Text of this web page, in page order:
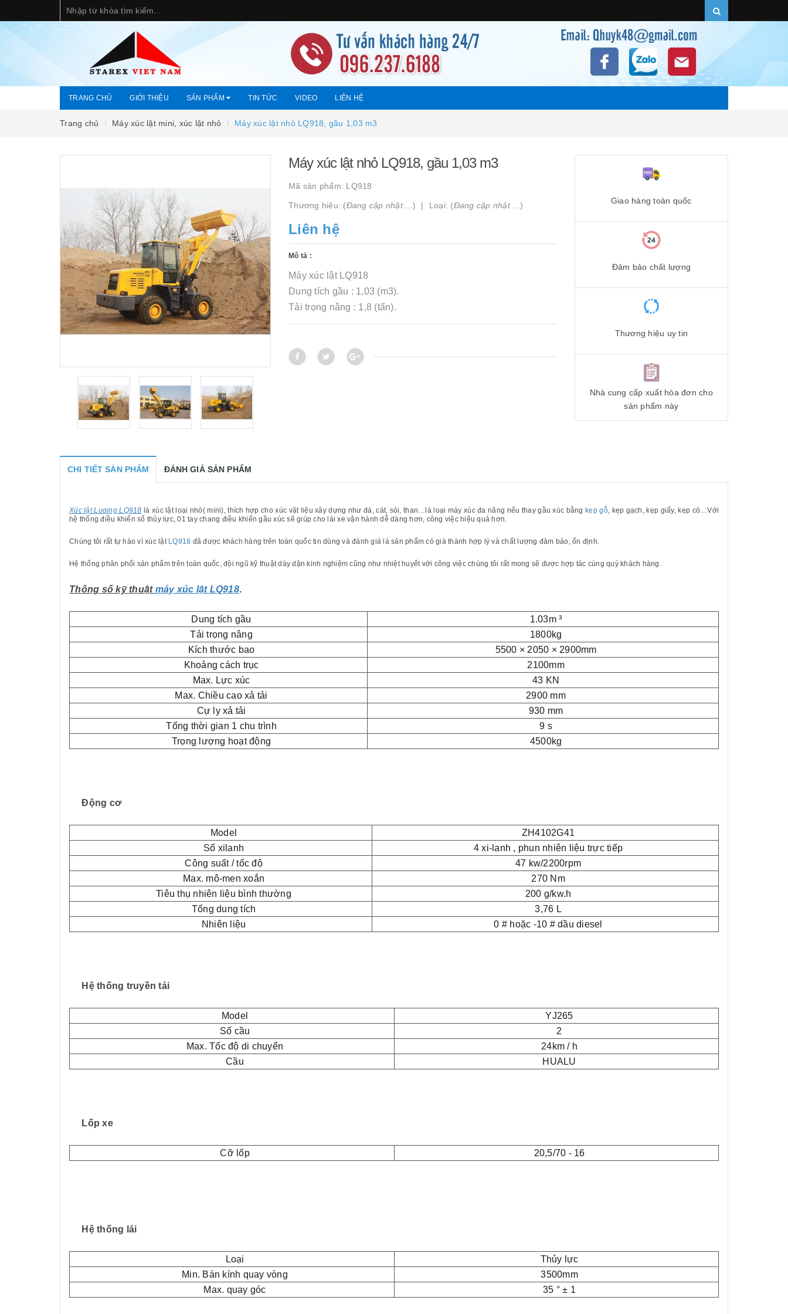
TRANG CHỦ GIỚI THIỆU SẢN PHẨM TIN TỨC VIDEO LIÊN HỆ
Trang chủ Máy xúc lật mini, xúc lật nhỏ Máy xúc lật nhỏ LQ918, gầu 1,03 m3
Máy xúc lật nhỏ LQ918, gầu 1,03 m3
Mã sản phẩm: LQ918
Thương hiệu: (Đang cập nhật ... ) Loại: (Đang cập nhật ... )
Liên hệ
Mô tả :
Máy xúc lật LQ918
Dung tích gầu : 1,03 (m3).
Tải trọng nâng : 1,8 (tấn).
Giao hàng toàn quốc
Đảm bảo chất lượng
Thương hiệu uy tin
Nhà cung cấp xuất hóa đơn cho
sản phẩm này
CHI TIẾT SẢN PHẨM ĐÁNH GIÁ SẢN PHẨM
Xúc lật Luqing LQ918 là xúc lật loại nhỏ( mini), thích hợp cho xúc vật liệu xây dựng như đá, cát, sỏi, than…là loại máy xúc đa năng nếu thay gầu xúc bằng kẹp gỗ, kẹp gạch, kẹp giấy, kẹp cỏ…Với
hệ thống điều khiển số thủy lực, 01 tay chang điều khiển gầu xúc sẽ giúp cho lái xe vận hành dễ dàng hơn, công việc hiệu quả hơn.
Chúng tôi rất tự hào vì xúc lật LQ918 đã được khách hàng trên toàn quốc tin dùng và đánh giá là sản phẩm có giá thành hợp lý và chất lượng đảm bảo, ổn định.
Hệ thống phân phối sản phẩm trên toàn quốc, đội ngũ kỹ thuật dày dặn kinh nghiệm cũng như nhiệt huyết với công việc chúng tôi rất mong sẽ được hợp tác cùng quý khách hàng.
Thông số kỹ thuật máy xúc lật LQ918.
Dung tích gầu
1.03m ³
Tải trọng nâng
1800kg
Kích thước bao
5500 × 2050 × 2900mm
Khoảng cách trục
2100mm
Max. Lực xúc
43 KN
Max. Chiều cao xả tải
2900 mm
Cự ly xả tải
930 mm
Tổng thời gian 1 chu trình
9 s
Trọng lượng hoạt động
4500kg
Động cơ
Model
ZH4102G41
Số xilanh
4 xi-lanh , phun nhiên liệu trực tiếp
Công suất / tốc độ
47 kw/2200rpm
Max. mô-men xoắn
270 Nm
Tiêu thụ nhiên liệu bình thường
200 g/kw.h
Tổng dung tích
3,76 L
Nhiên liệu
0 # hoặc -10 # dầu diesel
Hệ thống truyền tải
Model
YJ265
Số cầu
2
Max. Tốc độ di chuyển
24km / h
Cầu
HUALU
Lốp xe
Cỡ lốp 20,5/70 - 16
Hệ thống lái
Loại
Thủy lực
Min. Bán kính quay vòng
3500mm
Max. quay góc
35 ° ± 1